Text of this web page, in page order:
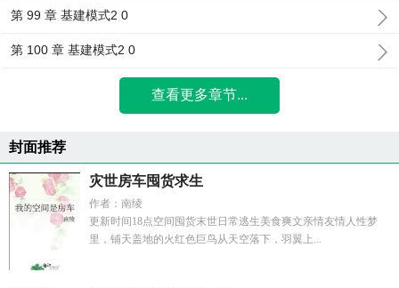
第 99 章 基建模式2 0
第 100 章 基建模式2 0
查看更多章节...
封面推荐
灾世房车囤货求生
作者：南绫
更新时间18点空间囤货末世日常逃生美食爽文亲情友情人性梦
里，铺天盖地的火红色巨鸟从天空落下，羽翼上...